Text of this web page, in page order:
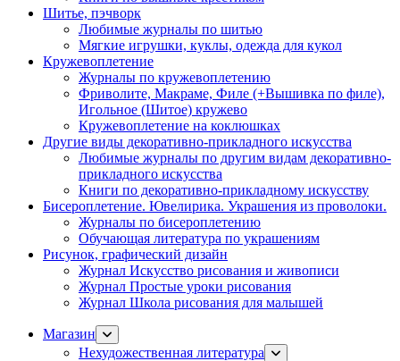
Шитье, пэчворк
Любимые журналы по шитью
Мягкие игрушки, куклы, одежда для кукол
Кружевоплетение
Журналы по кружевоплетению
Фриволите, Макраме, Филе (+Вышивка по филе),
Игольное (Шитое) кружево
Кружевоплетение на коклюшках
Другие виды декоративно-прикладного искусства
Любимые журналы по другим видам декоративно-
прикладного искусства
Книги по декоративно-прикладному искусству
Бисероплетение. Ювелирика. Украшения из проволоки.
Журналы по бисероплетению
Обучающая литература по украшениям
Рисунок, графический дизайн
Журнал Искусство рисования и живописи
Журнал Простые уроки рисования
Журнал Школа рисования для малышей
Магазин
Нехудожественная литература